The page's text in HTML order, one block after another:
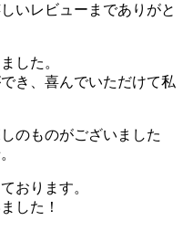
いレビューまでありがと
した。
き、喜んでいただけて私
のものがございました
おります。
した！